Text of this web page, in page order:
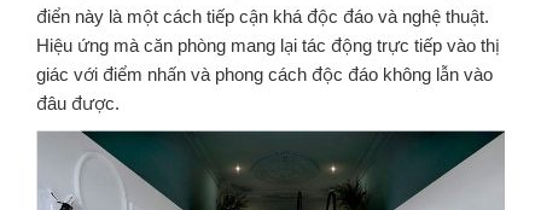
điển này là một cách tiếp cận khá độc đáo và nghệ thuật.
Hiệu ứng mà căn phòng mang lại tác động trực tiếp vào thị
giác với điểm nhấn và phong cách độc đáo không lẫn vào
đâu được.